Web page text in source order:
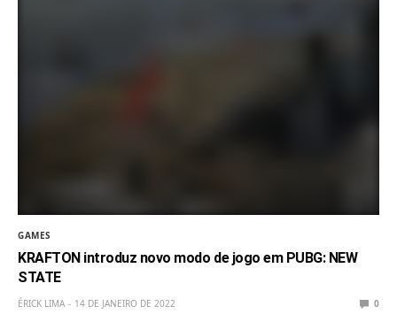
GAMES
KRAFTON introduz novo modo de jogo em PUBG: NEW
STATE
ÉRICK LIMA 14 DE JANEIRO DE 2022 0